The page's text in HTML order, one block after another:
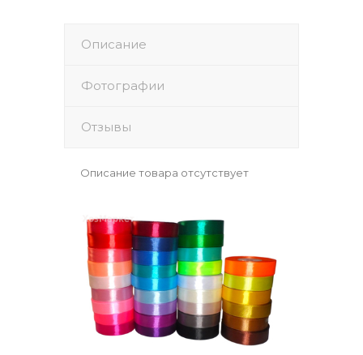
Описание
Фотографии
Отзывы
Описание товара отсутствует